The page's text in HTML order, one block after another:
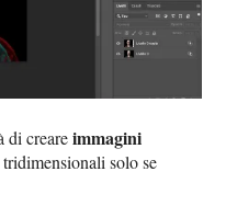
di creareimmagini
solo se